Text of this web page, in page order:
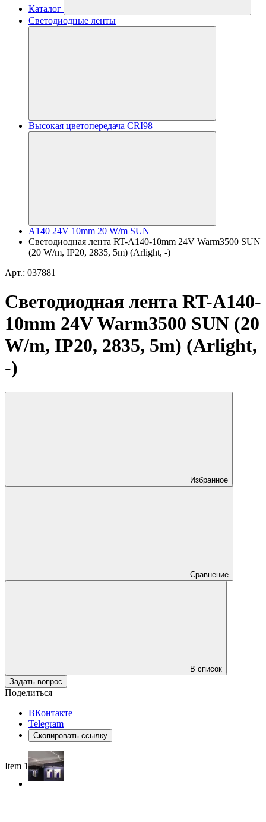
Каталог
Светодиодные ленты
Высокая цветопередача CRI98
A140 24V 10mm 20 W/m SUN
Светодиодная лента RT-A140-10mm 24V Warm3500 SUN
(20 W/m, IP20, 2835, 5m) (Arlight, -)
Арт.: 037881
Светодиодная лента RT-A140-
10mm 24V Warm3500 SUN (20
W/m, IP20, 2835, 5m) (Arlight,
-)
Избранное
Сравнение
В список
Задать вопрос
Поделиться
ВКонтакте
Telegram
Скопировать ссылку
Item 1 of 3